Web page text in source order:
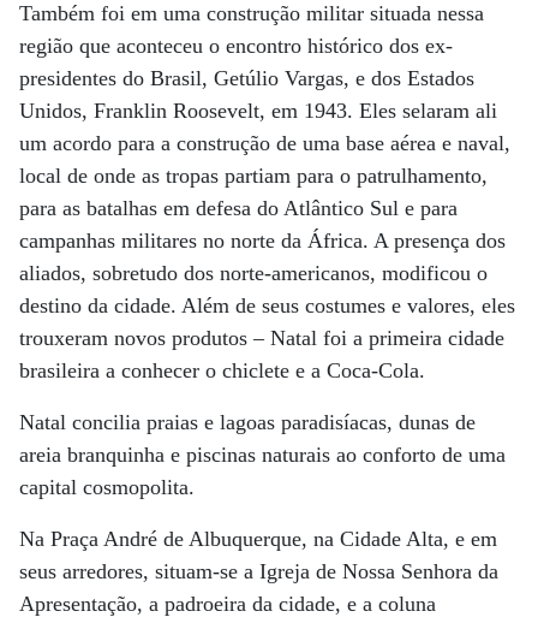
Também foi em uma construção militar situada nessa
região que aconteceu o encontro histórico dos ex-
presidentes do Brasil, Getúlio Vargas, e dos Estados
Unidos, Franklin Roosevelt, em 1943. Eles selaram ali
um acordo para a construção de uma base aérea e naval,
local de onde as tropas partiam para o patrulhamento,
para as batalhas em defesa do Atlântico Sul e para
campanhas militares no norte da África. A presença dos
aliados, sobretudo dos norte-americanos, modificou o
destino da cidade. Além de seus costumes e valores, eles
trouxeram novos produtos – Natal foi a primeira cidade
brasileira a conhecer o chiclete e a Coca-Cola.
Natal concilia praias e lagoas paradisíacas, dunas de
areia branquinha e piscinas naturais ao conforto de uma
capital cosmopolita.
Na Praça André de Albuquerque, na Cidade Alta, e em
seus arredores, situam-se a Igreja de Nossa Senhora da
Apresentação, a padroeira da cidade, e a coluna